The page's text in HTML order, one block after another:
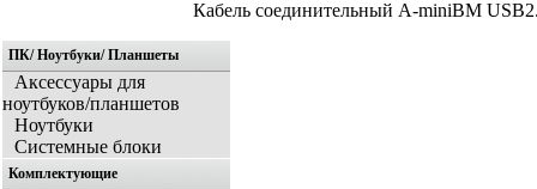
Кабель соединительный A-miniBM
ПК/ Ноутбуки/ Планшеты
Аксессуары для
ноутбуков/планшетов
Ноутбуки
Системные блоки
Комплектующие